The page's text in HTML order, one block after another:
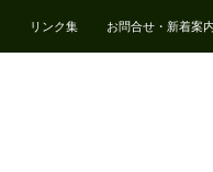
リンク集 お問合せ・新着案